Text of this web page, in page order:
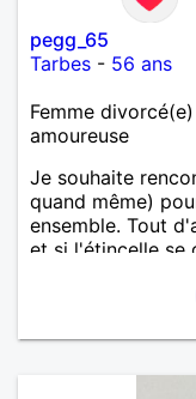
pegg_65
Tarbes - 56 ans
Femme
amoureuse
Je souhaite
quand même)
ensemble. Tout
et si l'étincelle se